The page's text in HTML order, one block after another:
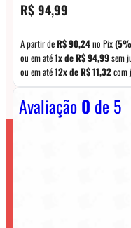
R$94,99
A partir deR$90,24no Pix
ou em até1x deR$94,99sem
ou em até12x deR$11,32com
Avaliação0 de 5